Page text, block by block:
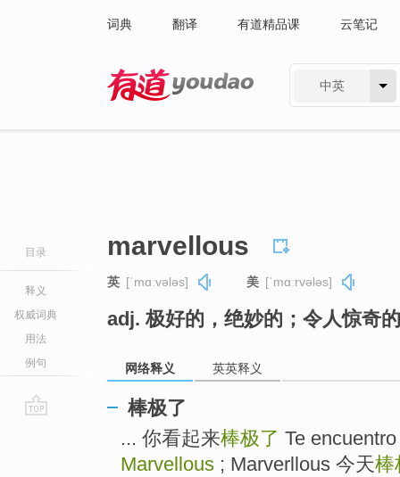
词典 翻译 有道精品课 云笔记
中英
目录
释义
权威词典
用法
例句
marvellous
英 [ˈmɑːvələs] 美 [ˈmɑːrvələs]
adj. 极好的，绝妙的；令人惊奇
网络释义 英英释义
棒极了
... 你看起来棒极了 Te
Marvellous ; Marverllous 今天棒